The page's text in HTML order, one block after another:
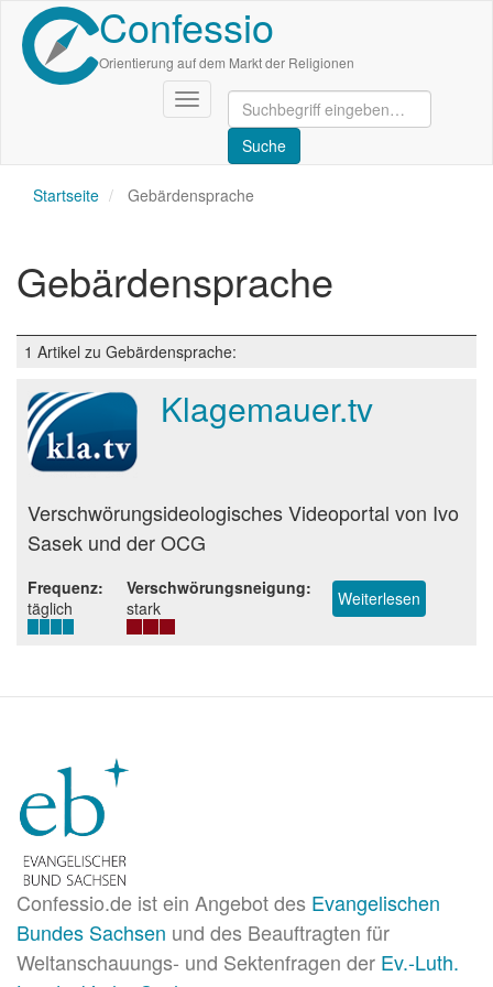
Direkt
zum
Inhalt
Confessio
Orientierung auf dem Markt der Religionen
Navigation
aktivieren/deaktivieren
Startseite Gebärdensprache
Gebärdensprache
1 Artikel zu Gebärdensprache:
Klagemauer.tv
Beurteilung
Verschwörungsideologisches Videoportal von Ivo
Sasek und der OCG
Frequenz
täglich
Verschwörungsneigung
stark
Weiterlesen
Confessio.de ist ein Angebot des Evangelischen
Bundes Sachsen und des Beauftragten für
Weltanschauungs- und Sektenfragen der Ev.-Luth.